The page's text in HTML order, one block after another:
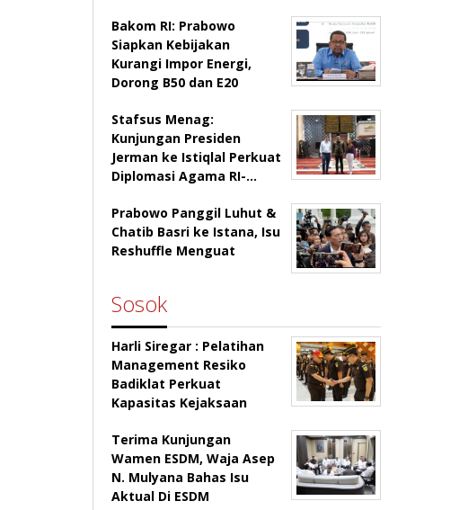
Bakom RI: Prabowo
Siapkan Kebijakan
Kurangi Impor Energi,
Dorong B50 dan E20
Stafsus Menag:
Kunjungan Presiden
Jerman ke Istiqlal Perkuat
Diplomasi Agama RI-…
Prabowo Panggil Luhut &
Chatib Basri ke Istana, Isu
Reshuffle Menguat
Sosok
Harli Siregar : Pelatihan
Management Resiko
Badiklat Perkuat
Kapasitas Kejaksaan
Terima Kunjungan
Wamen ESDM, Waja Asep
N. Mulyana Bahas Isu
Aktual Di ESDM